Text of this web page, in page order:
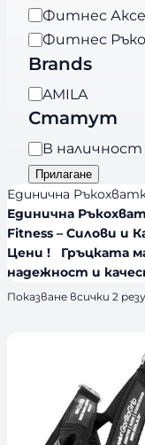
а
т
е
о
р
и
я
Фитнес
Фитнес
Brands
B
r
n
d
s
AMILA
Статут
Н
а
л
и
ч
н
о
с
В наличност
Прилагане
Единична
Единична
Fitness – Силови и
Цени ! Гръцката
надежност и
Показване всички 2